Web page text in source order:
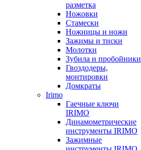
разметка
Ножовки
Стамески
Ножницы и ножи
Зажимы и тиски
Молотки
Зубила и пробойники
Гвоздодеры,
монтировки
Домкраты
Irimo
Гаечные ключи
IRIMO
Динамометрические
инструменты IRIMO
Зажимные